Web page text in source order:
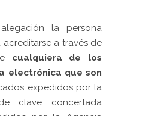
la persona
a través de
cualquiera de los
electrónica que son
expedidos por la
clave concertada